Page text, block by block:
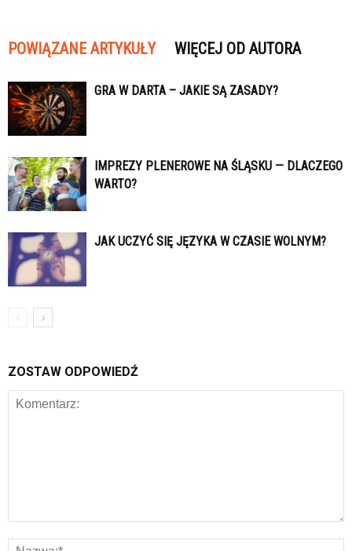
POWIĄZANE ARTYKUŁY WIĘCEJ OD AUTORA
GRA W DARTA – JAKIE SĄ ZASADY?
IMPREZY PLENEROWE NA ŚLĄSKU — DLACZEGO
WARTO?
JAK UCZYĆ SIĘ JĘZYKA W CZASIE WOLNYM?
ZOSTAW ODPOWIEDŹ